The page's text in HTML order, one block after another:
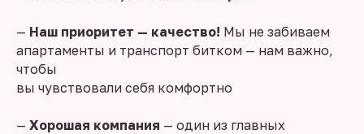
— Наш приоритет — качество! Мы не забиваем
апартаменты и транспорт битком — нам важно,
чтобы
вы чувствовали себя комфортно
— Хорошая компания — один из главных